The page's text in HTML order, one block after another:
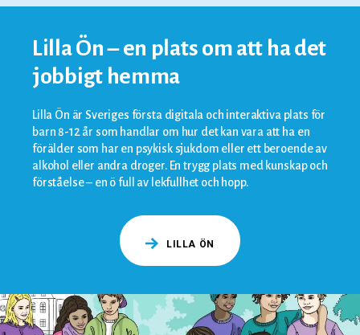
Lilla Ön – en plats om att ha det
jobbigt hemma
Lilla Ön är Sveriges första digitala och interaktiva plats för
barn 8-12 år som handlar om hur det kan vara att ha en
förälder som har en psykisk sjukdom eller ett beroende av
alkohol eller andra droger. En trygg plats med kunskap och
förståelse – en ö full av lekfullhet och hopp.
LILLA ÖN